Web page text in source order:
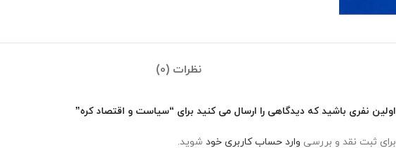
نظرات (0)
اولین نفری باشید که دیدگاهی را ارسال می کنید برای “سیاست و اقتصاد کره”
برای ثبت نقد و بررسی وارد حساب کاربری خود شوید.